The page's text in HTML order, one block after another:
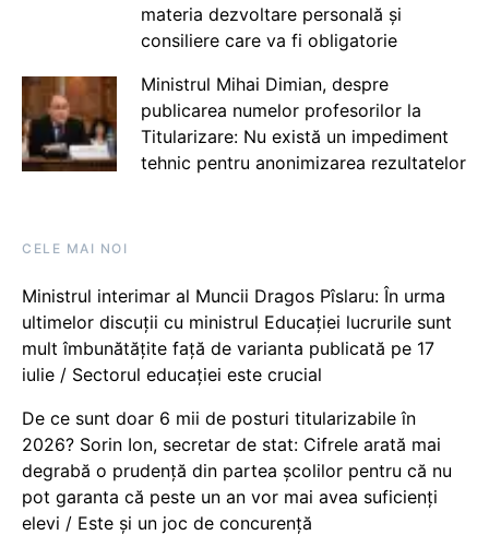
materia dezvoltare personală și
consiliere care va fi obligatorie
Ministrul Mihai Dimian, despre
publicarea numelor profesorilor la
Titularizare: Nu există un impediment
tehnic pentru anonimizarea rezultatelor
CELE MAI NOI
Ministrul interimar al Muncii Dragos Pîslaru: În urma
ultimelor discuții cu ministrul Educației lucrurile sunt
mult îmbunătățite față de varianta publicată pe 17
iulie / Sectorul educației este crucial
De ce sunt doar 6 mii de posturi titularizabile în
2026? Sorin Ion, secretar de stat: Cifrele arată mai
degrabă o prudență din partea școlilor pentru că nu
pot garanta că peste un an vor mai avea suficienți
elevi / Este și un joc de concurență